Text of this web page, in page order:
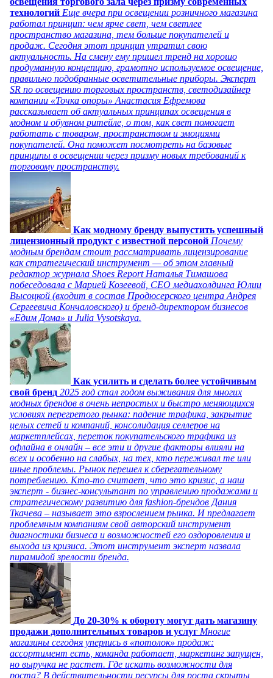
технологий Еще вчера при освещении розничного магазина
работал принцип: чем ярче свет, чем светлее
пространство магазина, тем больше покупателей и
продаж. Сегодня этот принцип утратил свою
актуальность. На смену ему пришел тренд на хорошо
продуманную концепцию, грамотно используемое освещение,
правильно подобранные осветительные приборы. Эксперт
SR по освещению торговых пространств, светодизайнер
компании «Точка опоры» Анастасия Ефремова
рассказывает об актуальных принципах освещения в
модном и обувном ритейле, о том, как свет помогает
работать с товаром, пространством и эмоциями
покупателей. Она поможет посмотреть на базовые
принципы в освещении через призму новых требований к
торговому пространству.
Как модному бренду выпустить успешный
лицензионный продукт с известной персоной Почему
модным брендам стоит рассматривать лицензирование
как стратегический инструмент — об этом главный
редактор журнала Shoes Report Наталья Тимашова
побеседовала с Марией Козеевой, СЕО медиахолдинга Юлии
Высоцкой (входит в состав Продюсерского центра Андрея
Сергеевича Кончаловского) и бренд-директором бизнесов
«Едим Дома» и Julia Vysotskaya.
Как усилить и сделать более устойчивым
свой бренд 2025 год стал годом выживания для многих
модных брендов в очень непростых и быстро меняющихся
условиях перегретого рынка: падение трафика, закрытие
целых сетей и компаний, консолидация селлеров на
маркетплейсах, переток покупательского трафика из
офлайна в онлайн – все эти и другие факторы влияли на
всех и особенно на слабых, на тех, кто переживал те или
иные проблемы. Рынок перешел к сберегательному
потреблению. Кто-то считает, что это кризис, а наш
эксперт - бизнес-консультант по управлению продажами и
стратегическому развитию для fashion-брендов Дания
Ткачева – называет это взрослением рынка. И предлагает
проблемным компаниям свой авторский инструмент
диагностики бизнеса и возможностей его оздоровления и
выхода из кризиса. Этот инструмент эксперт назвала
пирамидой зрелости бренда.
До 20-30% к обороту могут дать магазину
продажи дополнительных товаров и услуг Многие
магазины сегодня уперлись в «потолок» продаж:
ассортимент есть, команда работает, маркетинг запущен,
но выручка не растет. Где искать возможности для
роста? В действительности ресурсы для роста скрыты